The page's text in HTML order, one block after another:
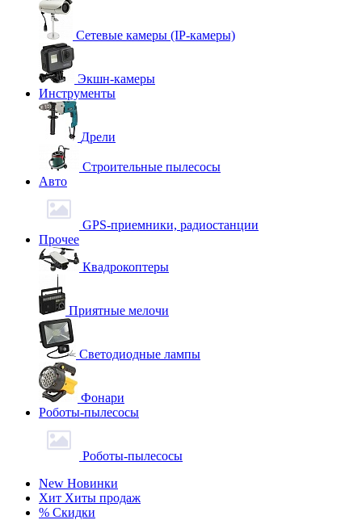
Сетевые камеры (IP-камеры)
Экшн-камеры
Инструменты
Дрели
Строительные пылесосы
Авто
GPS-приемники, радиостанции
Прочее
Квадрокоптеры
Приятные мелочи
Светодиодные лампы
Фонари
Роботы-пылесосы
Роботы-пылесосы
New Новинки
Хит Хиты продаж
% Скидки